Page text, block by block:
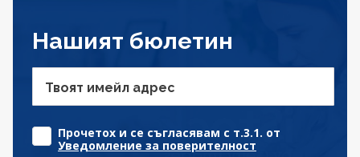
Нашият бюлетин
Твоят имейл адрес
Прочетох и се съгласявам с т.3.1. от
Уведомление за поверителност